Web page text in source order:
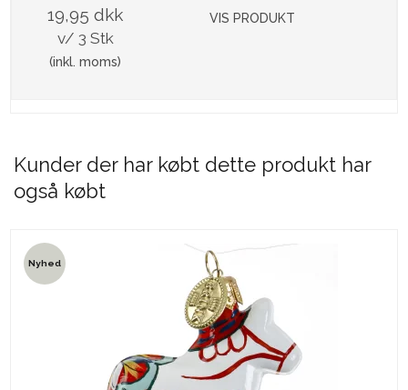
19,95 dkk
v/ 3 Stk
(inkl. moms)
VIS PRODUKT
Kunder der har købt dette produkt har
også købt
Nyhed